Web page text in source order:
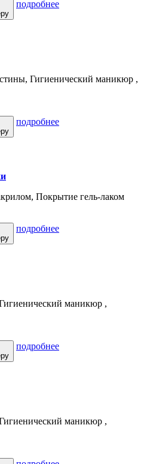
подробнее
Гигиенический маникюр ,
подробнее
Покрытие гель-лаком
подробнее
маникюр ,
подробнее
маникюр ,